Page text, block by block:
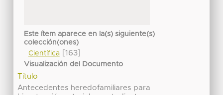
Este ítem aparece en la(s) siguiente(s)
colección(ones)
Científica[163]
Visualización del Documento
Título
Antecedentes heredofamiliares para